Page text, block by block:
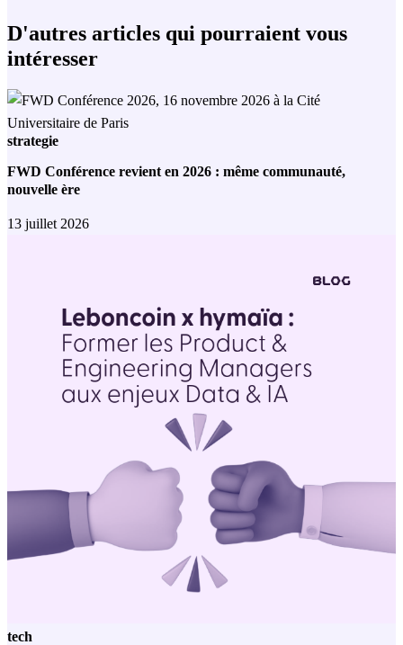
D'autres articles qui pourraient vous
intéresser
strategie
FWD Conférence revient en 2026 : même communauté,
nouvelle ère
13 juillet 2026
tech